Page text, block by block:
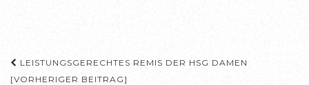
Beitragsnavigation
LEISTUNGSGERECHTES REMIS DER HSG DAMEN
[VORHERIGER BEITRAG]